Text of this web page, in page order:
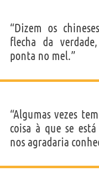
117
está fazendo é
“Dizem os
flecha da
ponta no mel.”
“Algumas vezes
coisa à que se
nos agradaria